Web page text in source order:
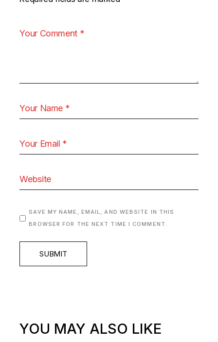
SAVE MY NAME, EMAIL, AND WEBSITE IN THIS
BROWSER FOR THE NEXT TIME I COMMENT.
SUBMIT
YOU MAY ALSO LIKE